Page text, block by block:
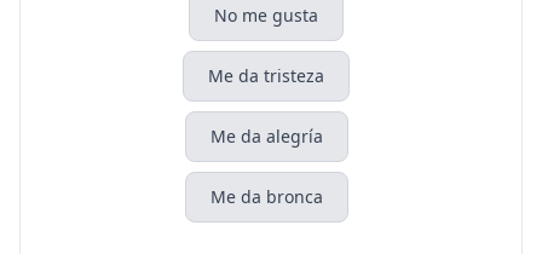
No me gusta
Me da tristeza
Me da alegría
Me da bronca